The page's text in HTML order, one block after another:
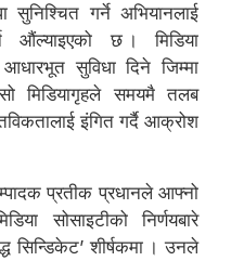
सुनिश्चित गर्ने अभियानलाई
औंल्याइएको छ । मिडिया
सुविधा दिने जिम्मा
मिडियागृहले समयमै तलब
इंगित गर्दै आक्रोश
प्रतीक प्रधानले आफ्नो
सोसाइटीको निर्णयबारे
सिन्डिकेट’ शीर्षकमा । उनले